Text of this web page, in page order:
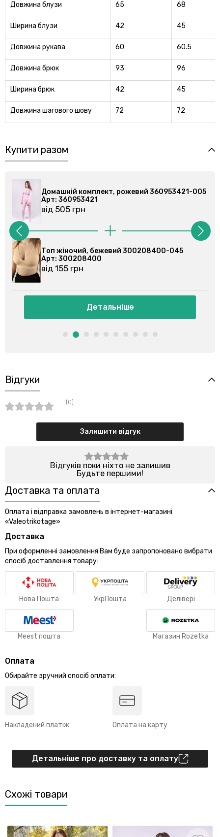
Довжина блузи 65 68
Ширина блузи 42 45
Довжина рукава 60 60.5
Довжина брюк 93 96
Ширина брюк 42 45
Довжина шагового шову 72 72
Купити разом
комплект, рожевий 360953421-005
360953421
505 грн
жіночий, бежевий 300208400-045
300208400
155 грн
Детальніше
Відгуки
(0)
Залишити відгук
Відгуків поки ніхто не залишив
Будьте першими!
Доставка та оплата
Оплата і відправка замовлень в інтернет-магазині
«Valeotrikotage»
Доставка
При оформленні замовлення Вам буде запропоновано вибрати
спосіб доставлення товару:
Нова Пошта УкрПошта Делівері
Meest пошта Магазин Rozetka
Оплата
Обирайте зручний спосіб оплати:
Накладений платіж Оплата на карту
Детальніше про доставку та оплату
Схожі товари